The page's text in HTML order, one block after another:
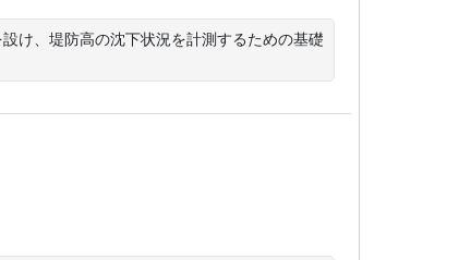
け、堤防高の沈下状況を計測するための基礎